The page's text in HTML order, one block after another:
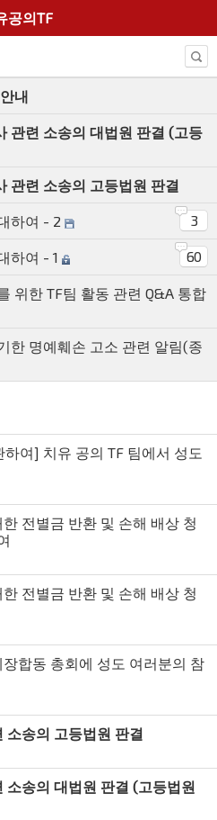
공의TF
내
관련 소송의 대법원 판결 (고등
관련 소송의 고등법원 판결
하여 - 2 3
하여 - 1 60
위한 TF팀 활동 관련 Q&A 통합
한 명예훼손 고소 관련 알림(종
여] 치유 공의 TF 팀에서 성도
전별금 반환 및 손해 배상 청
전별금 반환 및 손해 배상 청
합동 총회에 성도 여러분의 참
소송의 고등법원 판결
송의 대법원 판결 (고등법원